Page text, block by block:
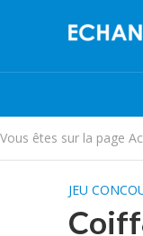
Vous êtes sur la page
JEU